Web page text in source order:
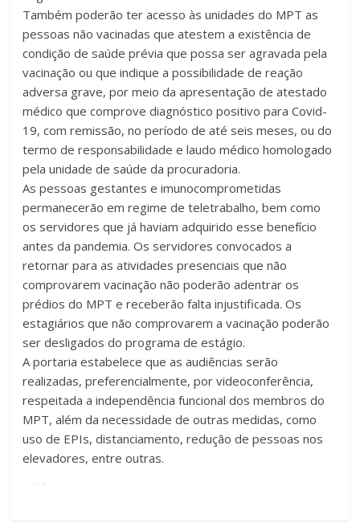
Também poderão ter acesso às unidades do MPT as
pessoas não vacinadas que atestem a existência de
condição de saúde prévia que possa ser agravada pela
vacinação ou que indique a possibilidade de reação
adversa grave, por meio da apresentação de atestado
médico que comprove diagnóstico positivo para Covid-
19, com remissão, no período de até seis meses, ou do
termo de responsabilidade e laudo médico homologado
pela unidade de saúde da procuradoria.
As pessoas gestantes e imunocomprometidas
permanecerão em regime de teletrabalho, bem como
os servidores que já haviam adquirido esse benefício
antes da pandemia. Os servidores convocados a
retornar para as atividades presenciais que não
comprovarem vacinação não poderão adentrar os
prédios do MPT e receberão falta injustificada. Os
estagiários que não comprovarem a vacinação poderão
ser desligados do programa de estágio.
A portaria estabelece que as audiências serão
realizadas, preferencialmente, por videoconferência,
respeitada a independência funcional dos membros do
MPT, além da necessidade de outras medidas, como
uso de EPIs, distanciamento, redução de pessoas nos
elevadores, entre outras.